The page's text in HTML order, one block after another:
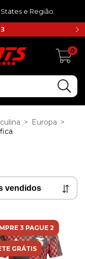
e Região.
0
> Europa >
3 PAGUE 2
GRÁTIS